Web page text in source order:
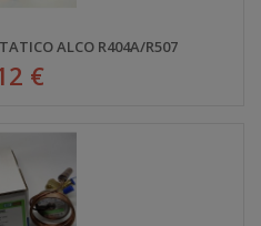
ALCO R404A/R507
€